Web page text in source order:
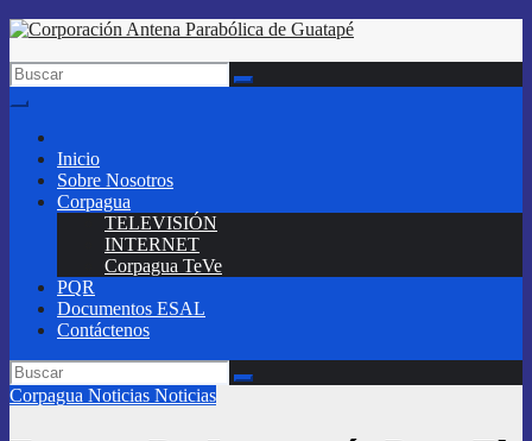
Saltar
contenido
Inicio
Sobre Nosotros
Corpagua
TELEVISIÓN
INTERNET
Corpagua TeVe
PQR
Documentos ESAL
Contáctenos
Corpagua Noticias Noticias